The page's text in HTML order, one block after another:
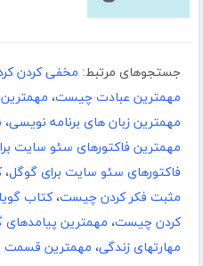
جستجوهای مرتبط: مخفی کردن
مهمترین عبادت چیست، مهمترین
مهمترین زبان های برنامه نویسی،
مهمترین فاکتورهای سئو سایت برای
فاکتورهای سئو سایت برای گوگل،
مثبت فکر کردن چیست،کتاب
کردن چیست، مهمترین
مهارتهای زندگی، مهمترین قسمت